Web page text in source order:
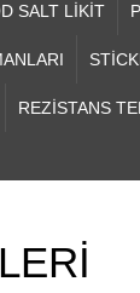
SALT LİKİT
REZİSTANS